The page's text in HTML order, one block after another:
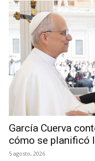
García Cuerva
cómo se planificó
5 agosto, 2026